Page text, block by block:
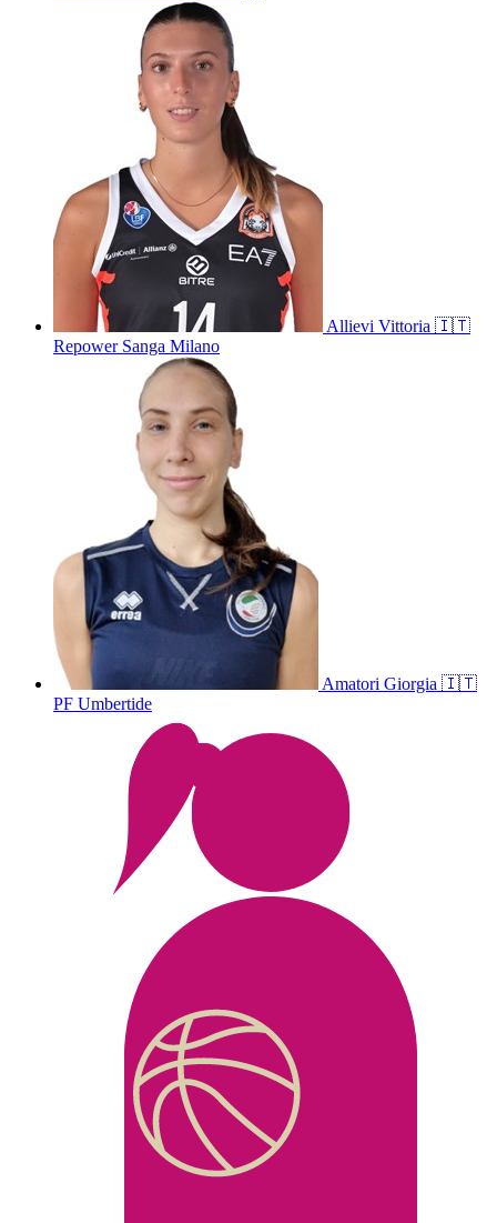
Allievi Vittoria 🇮🇹
Repower Sanga Milano
Amatori Giorgia 🇮🇹
PF Umbertide